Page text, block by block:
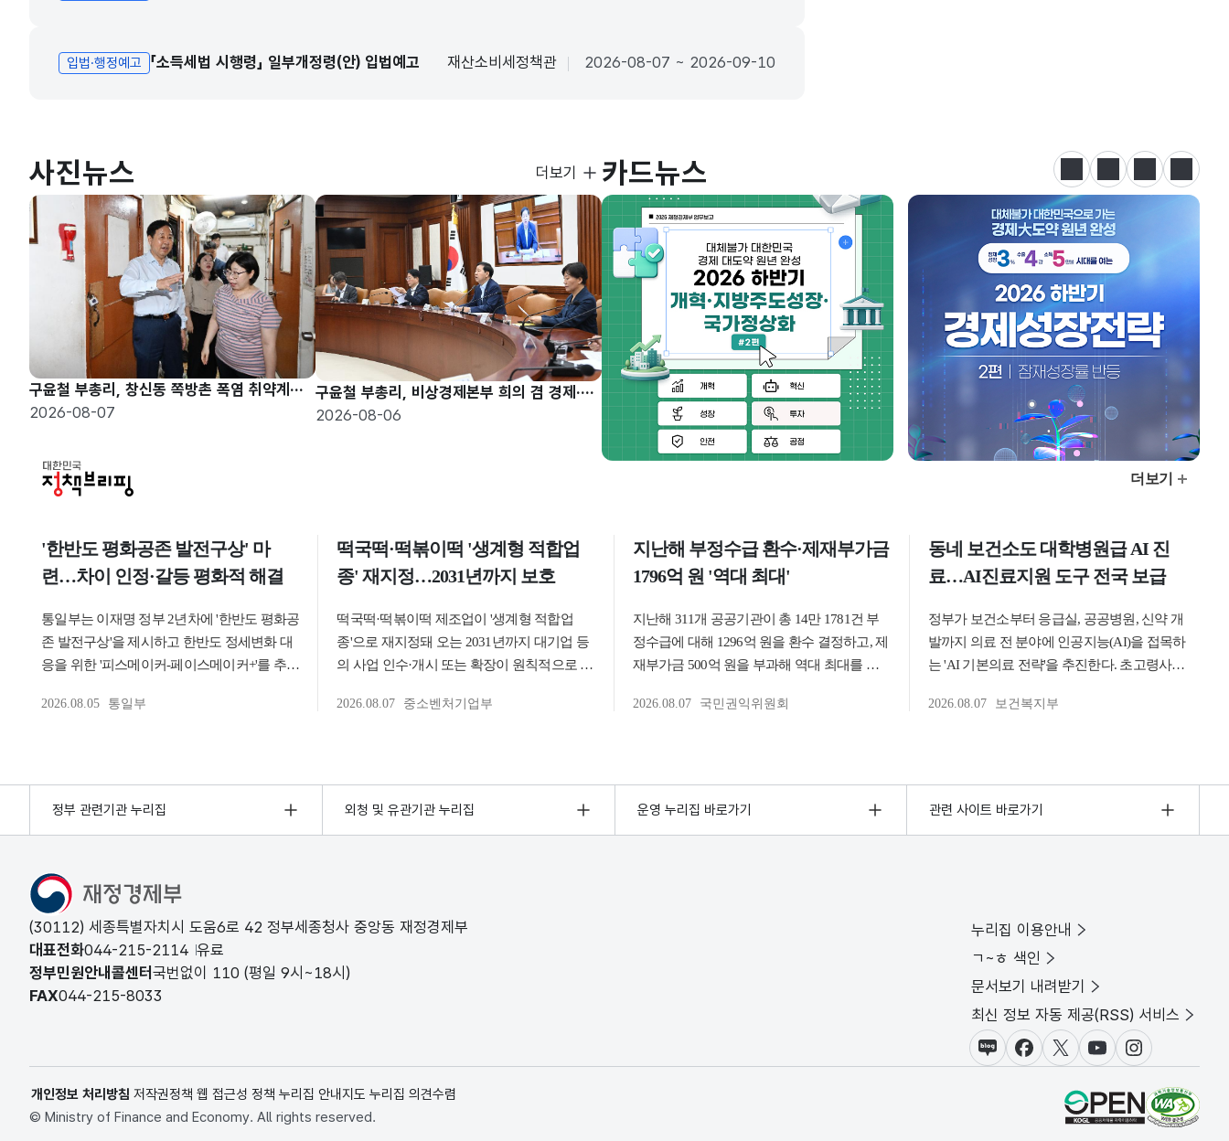
입법·행정예고 「소득세법 시행령」 일부개정령(안) 입법예고 재산소비세정책관 2026-08-07 ~ 2026-09-10
사진뉴스
구윤철 부총리, 창신동 쪽방촌 폭염 취약계층 현장방문
2026-08-07
구윤철 부총리, 비상경제본부 희의 겸 경제·구조혁신 관계장관회의 주재
2026-08-06
사진뉴스
더보기 카드뉴스 정지 이전 다음 카드뉴
정부 관련기관 누리집 외청 및 유관기관 누리집 운영 누리집 바로가기 관련 사이트 바로가기
(30112) 세종특별자치시 도움6로 42 정부세종청사 중앙동 재정경제부
대표전화044-215-2114 유료
정부민원안내콜센터 국번없이 110 (평일 9시~18시)
FAX044-215-8033
누리집 이용안내
ㄱ~ㅎ 색인
문서보기 내려받기
최신 정보 자동 제공(RSS) 서비스
블로그페이스북X(트위터)
유튜브인스타그램
개인정보 처리방침 저작권정책 웹 접근성 정책 누리집 안내지도 누리집 의견수렴
© Ministry of Finance and Economy. All rights reserved.